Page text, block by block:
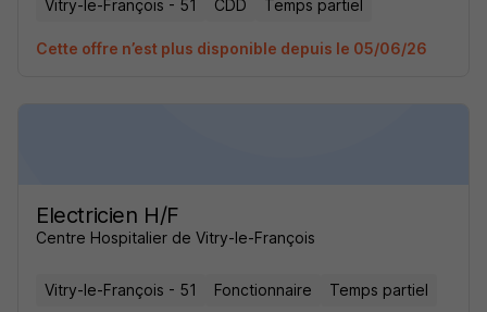
Vitry-le-François - 51 CDD Temps partiel
Cette offre n’est plus disponible depuis le 05/06/26
Electricien H/F
Centre Hospitalier de Vitry-le-François
Vitry-le-François - 51 Fonctionnaire Temps partiel